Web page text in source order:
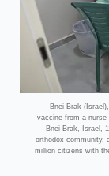
Bnei Brak
vaccine from a
Bnei Brak, Israel,
orthodox community,
million citizens with